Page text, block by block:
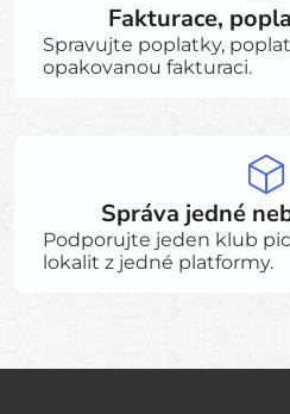
Fakturace,
Spravujte poplatky,
opakovanou fakturaci.
Správa jedné
Podporujte jeden klub
lokalit z jedné platformy.